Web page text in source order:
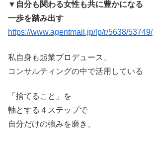
▼ 自分も関わる女性も共に豊かになる
一歩を踏み出す
https://www.agentmail.jp/lp/r/5638/53749/
私自身も起業プロデュース、
コンサルティングの中で活用している
「捨てること」を
軸とする４ステップで
自分だけの強みを磨き、